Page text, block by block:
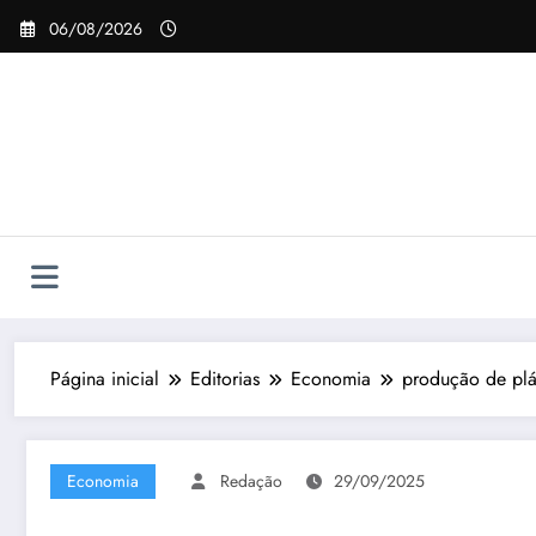
Pular
para
06/08/2026
Página inicial Editorias Economia produção de
Economia Redação 29/09/2025